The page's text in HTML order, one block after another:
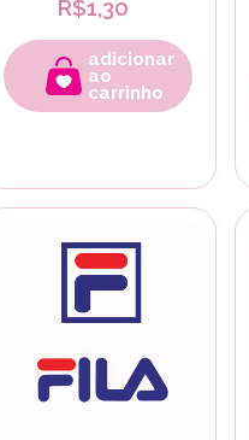
R$1,30
adicionar
ao
carrinho